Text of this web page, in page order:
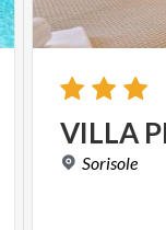
VILLA
Sorisole